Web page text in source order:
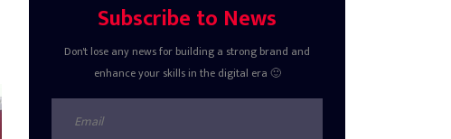
Subscribe to News
Don't lose any news for building a strong brand and
enhance your skills in the digital era 🙂